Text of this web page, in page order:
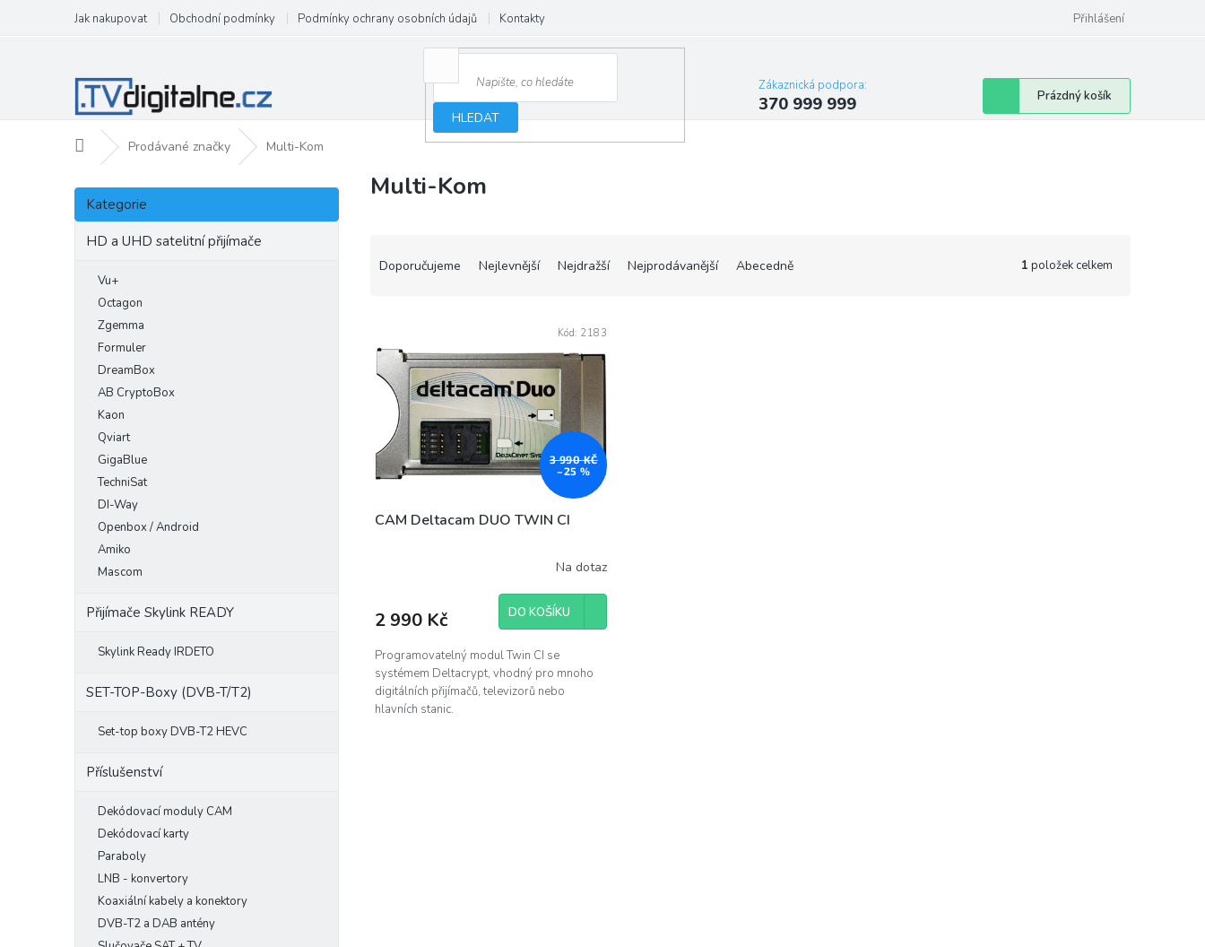
obsah
Jak nakupovat Obchodní podmínky Podmínky ochrany osobních údajů Kontakty Přihlášení
HLEDAT
Zákaznická podpora:
370 999 999
Nákupní
košík
Prázdný košík
Domů Prodávané značky Multi-Kom
P
s
Přeskočit
kategorie
Kategorie
HD a UHD satelitní přijímače
Vu+
Octagon
Zgemma
Formuler
DreamBox
AB CryptoBox
Kaon
Qviart
GigaBlue
TechniSat
DI-Way
Openbox / Android
Amiko
Mascom
Přijímače Skylink READY
Skylink Ready IRDETO
SET-TOP-Boxy (DVB-T/T2)
Set-top boxy DVB-T2 HEVC
Příslušenství
Dekódovací moduly CAM
Dekódovací karty
Paraboly
LNB - konvertory
Koaxiální kabely a konektory
DVB-T2 a DAB antény
Multi-Kom
k
t
Doporučujeme Nejlevnější Nejdražší Nejprodávanější Abecedně 1 položek celkem
p
o
d
k
3 990 KČ
–25 %
CAM Deltacam DUO TWIN CI
Na dotaz
2 990 Kč DO KOŠÍKU
Programovatelný modul Twin CI se
systémem Deltacrypt, vhodný pro mnoho
digitálních přijímačů, televizorů nebo
hlavních stanic.
Kód: 2183